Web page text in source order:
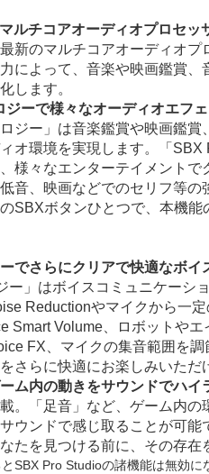
ルチコアオーディオプロセ
新のマルチコアオーディオ
によって、音楽や映画鑑賞
します。
ーで様々なオーディオエフ
ジー」は音楽鑑賞や映画鑑
オ環境を実現します。「
様々なエンターテイメント
音、映画などでのセリフ等
SBXボタンひとつで、本機
でさらにクリアで快適なボイ
ー」はボイスコミュニケーシ
Reductionやマイクから一
Smart Volume、ロボットや
FX、マイクの集音範囲を
さらに快適にお楽しみいただ
ム内の動きをサウンドでハイ
。「足音」など、ゲーム内
ウンドで感じ取ることが可
たを見つける前に、その存在
SBX Pro Studioの諸機能は無効に